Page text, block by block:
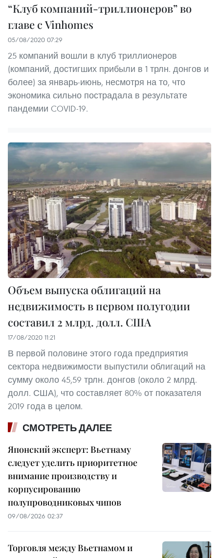
“Клуб компаний-триллионеров” во
главе с Vinhomes
05/08/2020 07:29
25 компаний вошли в клуб триллионеров
(компаний, достигших прибыли в 1 трлн. донгов и
более) за январь-июнь, несмотря на то, что
экономика сильно пострадала в результате
пандемии COVID-19.
Объем выпуска облигаций на
недвижимость в первом полугодии
составил 2 млрд. долл. США
17/08/2020 11:21
В первой половине этого года предприятия
сектора недвижимости выпустили облигаций на
сумму около 45,59 трлн. донгов (около 2 млрд.
долл. США), что составляет 80% от показателя
2019 года в целом.
СМОТРЕТЬ ДАЛЕЕ
Японский эксперт: Вьетнаму
следует уделить приоритетное
внимание производству и
корпусированию
полупроводниковых чипов
09/08/2026 02:37
Торговля между Вьетнамом и